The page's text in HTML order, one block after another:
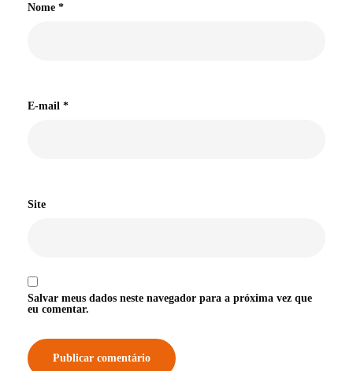
Nome *
E-mail *
Site
Salvar meus dados neste navegador para a próxima vez que
eu comentar.